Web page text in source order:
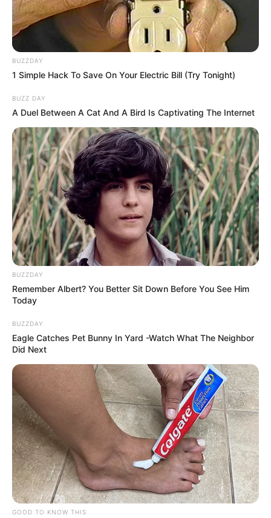
BUZZDAY
1 Simple Hack To Save On Your Electric Bill (Try Tonight)
BUZZ DAY
A Duel Between A Cat And A Bird Is Captivating The Internet
BUZZDAY
Remember Albert? You Better Sit Down Before You See Him
Today
BUZZDAY
Eagle Catches Pet Bunny In Yard -Watch What The Neighbor
Did Next
GOOD TO KNOW THIS